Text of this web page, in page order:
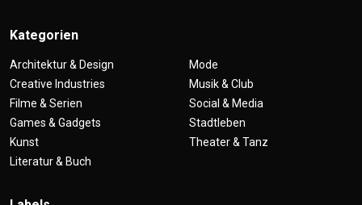
Kategorien
Architektur & Design
Creative Industries
Filme & Serien
Games & Gadgets
Kunst
Literatur & Buch
Mode
Musik & Club
Social & Media
Stadtleben
Theater & Tanz